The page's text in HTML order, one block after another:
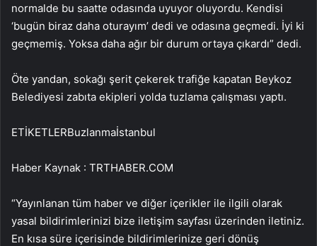
normalde bu saatte odasında uyuyor oluyordu. Kendisi
‘bugün biraz daha oturayım’ dedi ve odasına geçmedi. İyi ki
geçmemiş. Yoksa daha ağır bir durum ortaya çıkardı” dedi.
Öte yandan, sokağı şerit çekerek trafiğe kapatan Beykoz
Belediyesi zabıta ekipleri yolda tuzlama çalışması yaptı.
ETİKETLERBuzlanmaİstanbul
Haber Kaynak : TRTHABER.COM
“Yayınlanan tüm haber ve diğer içerikler ile ilgili olarak
yasal bildirimlerinizi bize iletişim sayfası üzerinden iletiniz.
En kısa süre içerisinde bildirimlerinize geri dönüş